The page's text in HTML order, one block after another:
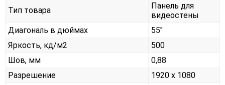
Тип товара
Панель для
видеостены
Диагональ в дюймах
55"
Яркость, кд/м2
500
Шов, мм
0,88
Разрешение
1920 x 1080